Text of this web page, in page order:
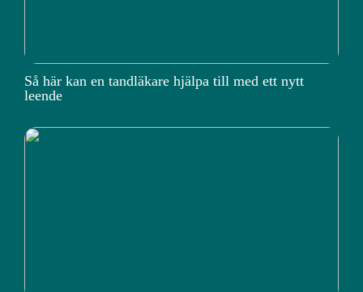
Så här kan en tandläkare hjälpa till med ett nytt
leende